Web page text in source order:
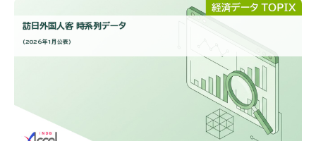
訪日外国人客 時系列データ
（2026年1月公表）